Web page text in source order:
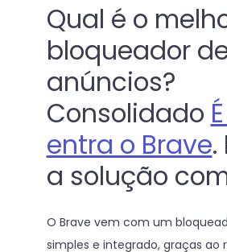
Qual é o
bloqueador
anúncios?
Consolidado
entra o Brave.
a solução
O Brave vem com um
simples e integrado, graças ao